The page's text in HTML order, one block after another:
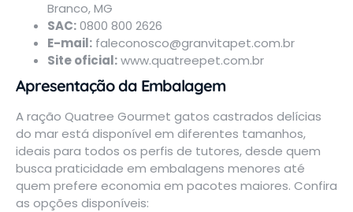
Branco, MG
SAC:0800 800 2626
E-mail: faleconosco@granvitapet.com.br
Site oficial:www.quatreepet.com.br
Apresentação da Embalagem
A ração Quatree Gourmet gatos castrados delícias
do mar está disponível em diferentes tamanhos,
ideais para todos os perfis de tutores, desde quem
busca praticidade em embalagens menores até
quem prefere economia em pacotes maiores. Confira
as opções disponíveis: